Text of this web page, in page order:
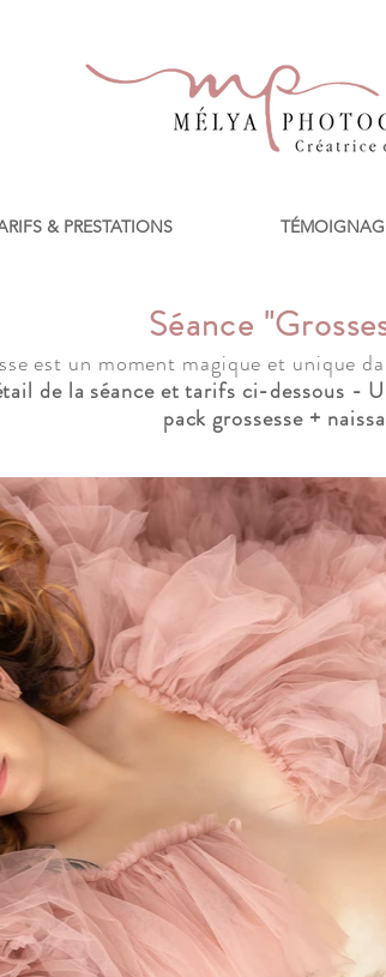
& PRESTATIONS
Séance
est un moment magique et
de la séance et tarifs ci-dessous -
pack grossesse +